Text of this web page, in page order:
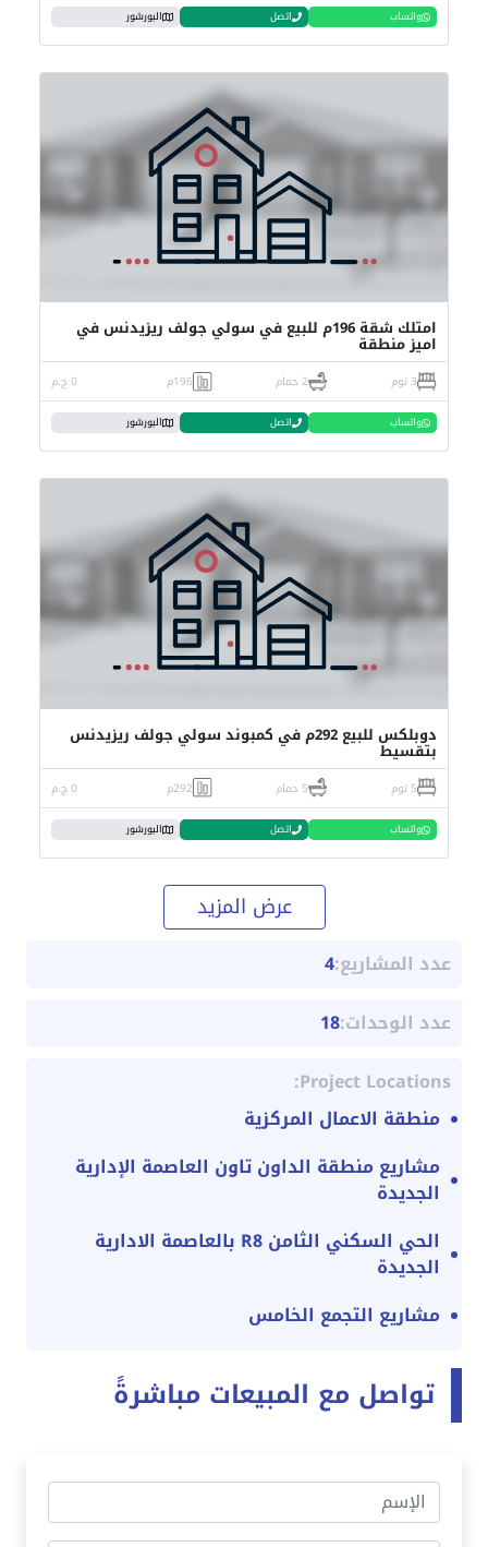
واتساب اتصل البورشور
امتلك شقة 196م للبيع في سولي جولف ريزيدنس في
اميز منطقة
3 نوم 2 حمام 196م 0 ج.م
واتساب اتصل البورشور
دوبلكس للبيع 292م في كمبوند سولي جولف ريزيدنس
بتقسيط
5 نوم 5 حمام 292م 0 ج.م
واتساب اتصل البورشور
عرض المزيد
عدد المشاريع:4
عدد الوحدات:18
Project Locations:
منطقة الاعمال المركزية
مشاريع منطقة الداون تاون العاصمة الإدارية
الجديدة
الحي السكني الثامن R8 بالعاصمة الادارية
الجديدة
مشاريع التجمع الخامس
تواصل مع المبيعات مباشرةً